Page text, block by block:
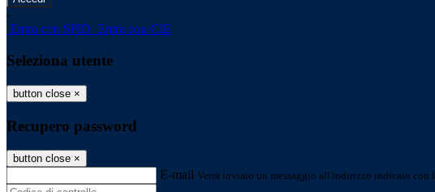
-
Entra con SPID Entra con CIE
Seleziona utente
button close ×
Recupero password
button close ×
E-mail Verrà inviato un messaggio all'indirizzo indicato con